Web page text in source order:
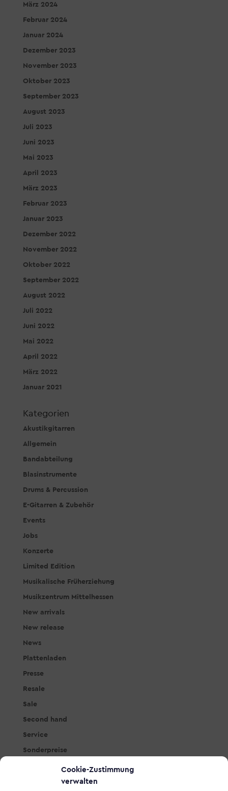
Cookie-Zustimmung
verwalten
März 2024
Februar 2024
Januar 2024
Dezember 2023
November 2023
Oktober 2023
September 2023
August 2023
Juli 2023
Juni 2023
Mai 2023
April 2023
März 2023
Februar 2023
Januar 2023
Dezember 2022
November 2022
Oktober 2022
September 2022
August 2022
Juli 2022
Juni 2022
Mai 2022
April 2022
März 2022
Januar 2021
Kategorien
Akustikgitarren
Allgemein
Bandabteilung
Blasinstrumente
Drums & Percussion
E-Gitarren & Zubehör
Events
Jobs
Konzerte
Limited Edition
Musikalische Früherziehung
Musikzentrum Mittelhessen
New arrivals
New release
News
Plattenladen
Presse
Resale
Sale
Second hand
Service
Sonderpreise
Tasteninstrumente